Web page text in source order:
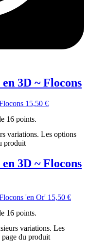
3D ~ Flocons
15,50 €
16 points.
variations. Les options
produit
3D ~ Flocons
15,50 €
16 points.
variations. Les
page du produit